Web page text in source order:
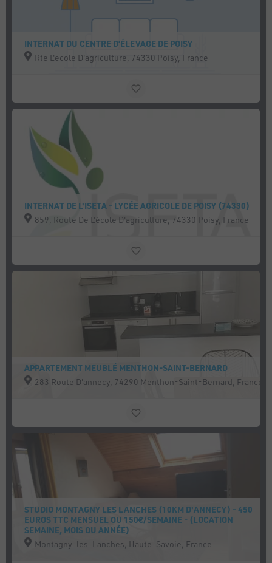
INTERNAT DU CENTRE D’ÉLEVAGE DE POISY
Rte L'ecole D'agriculture, 74330 Poisy, France
INTERNAT DE L'ISETA - LYCÉE AGRICOLE DE POISY (74330)
859, Route De L'école D'agriculture, 74330 Poisy, France
APPARTEMENT MEUBLÉ MENTHON-SAINT-BERNARD
283 Route D'annecy, 74290 Menthon-Saint-Bernard, France
STUDIO MONTAGNY LES LANCHES (10KM D'ANNECY) - 450
EUROS TTC MENSUEL OU 150€/SEMAINE - (LOCATION
SEMAINE, MOIS OU ANNÉE)
Montagny-les-Lanches, Haute-Savoie, France